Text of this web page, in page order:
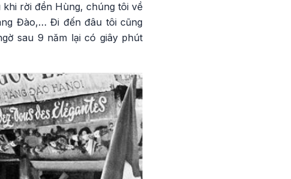
rời đền Hùng, chúng tôi về
Đào,… Đi đến đâu tôi cũng
sau 9 năm lại có giây phút